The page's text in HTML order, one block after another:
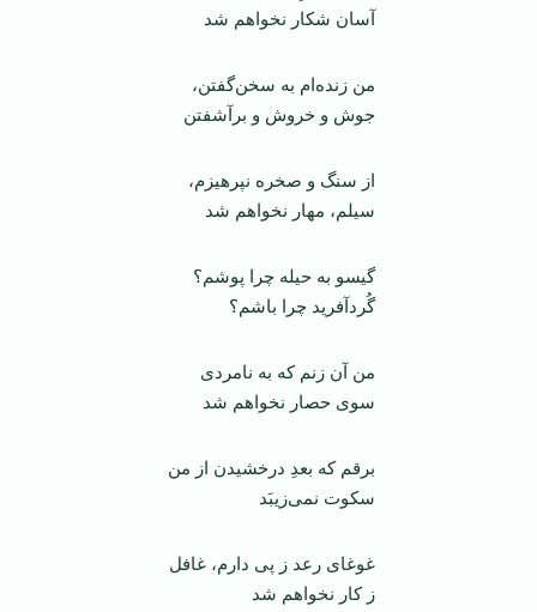
آسان شکار نخواهم شد
من زنده‌ام به سخن‌گفتن،
جوش و خروش و برآشفتن
از سنگ و صخره نپرهیزم،
سيلم، مهار نخواهم شد
گيسو به حيله چرا پوشم؟
گُردآفريد چرا باشم؟
من آن زنم که به نامردی
سوی حصار نخواهم شد
برقم که بعدِ درخشيدن از من
سکوت نمی‌زيبَد
غوغای رعد ز پی دارم، غافل
ز کار نخواهم شد